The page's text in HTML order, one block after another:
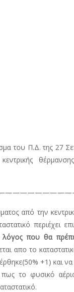
του Π.Δ. της 27
από την
περιέχει
λόγος που θα
απο το
+1) και να
πως το φυσικό